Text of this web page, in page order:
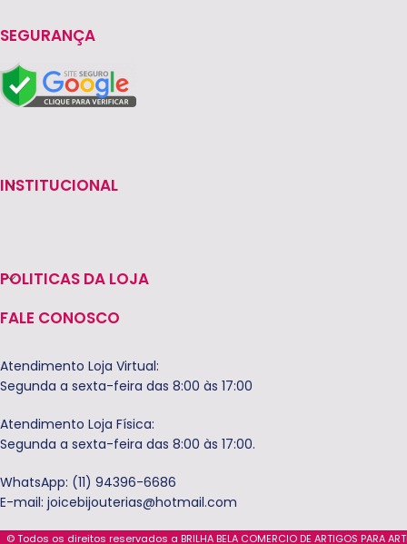
SEGURANÇA
INSTITUCIONAL
POLITICAS DA LOJA
FALE CONOSCO
Atendimento Loja Virtual:
Segunda a sexta-feira das 8:00 às 17:00
Atendimento Loja Física:
Segunda a sexta-feira das 8:00 às 17:00.
WhatsApp: (11) 94396-6686
E-mail: joicebijouterias@hotmail.com
© Todos os direitos reservados a BRILHA BELA COMERCIO DE ARTIGOS PARA